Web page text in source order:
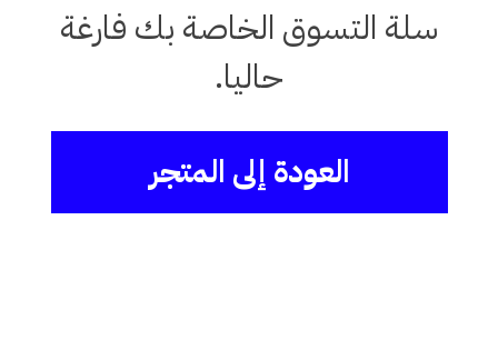
سلة التسوق الخاصة بك فارغة
حاليا.
العودة إلى المتجر